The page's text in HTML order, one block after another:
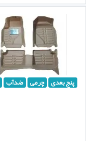
پنج بعدی چرمی ضدآب